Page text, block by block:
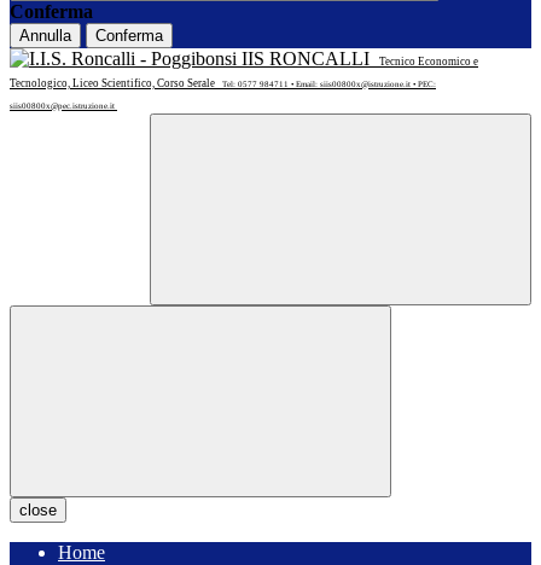
Conferma
Annulla Conferma
IIS RONCALLI
Tecnico Economico e
Tecnologico, Liceo Scientifico, Corso Serale
Tel: 0577 984711 • Email: siis00800x@istruzione.it • PEC:
siis00800x@pec.istruzione.it
close
Home